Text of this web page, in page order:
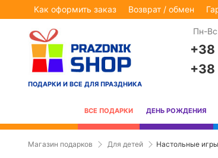
Как оформить заказ Возврат / обмен
ПОДАРКИ И ВСЕ ДЛЯ ПРАЗДНИКА
Пн-
ВСЕ ПОДАРКИ ДЕНЬ РОЖДЕНИЯ
Магазин подарков Для детей Настольные